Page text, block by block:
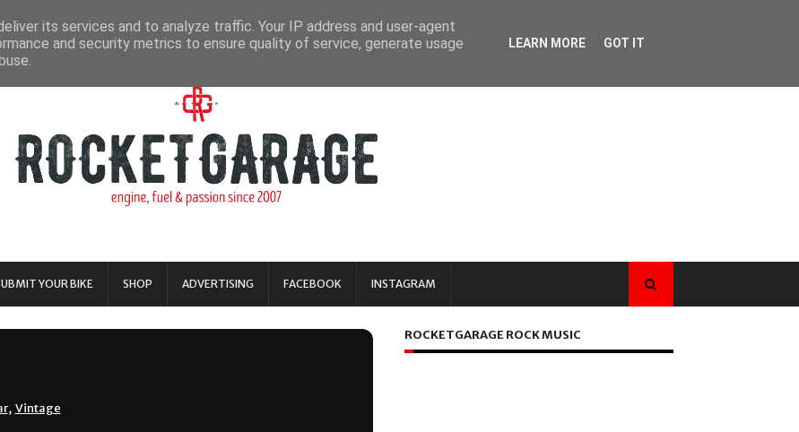
YOUR BIKE SHOP ADVERTISING FACEBOOK INSTAGRAM
, Vintage
ROCKETGARAGE ROCK MUSIC
its services and to analyze traffic. Your IP address and user-agent
and security metrics to ensure quality of service, generate usage
LEARN MORE GOT IT